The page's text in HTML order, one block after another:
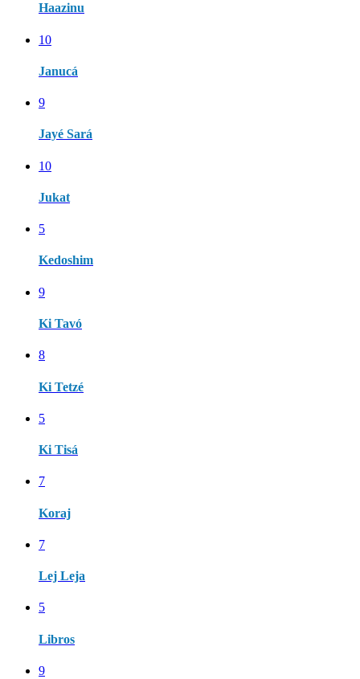
Haazinu
10
Janucá
9
Jayé Sará
10
Jukat
5
Kedoshim
9
Ki Tavó
8
Ki Tetzé
5
Ki Tisá
7
Koraj
7
Lej Leja
5
Libros
9